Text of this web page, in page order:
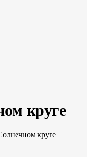
круге
круге